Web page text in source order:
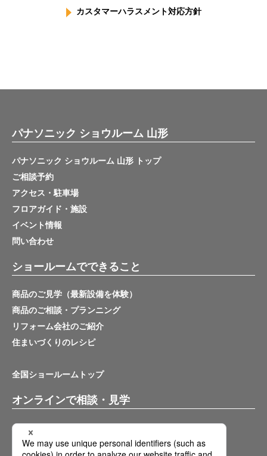
カスタマーハラスメント対応方針
パナソニック ショウルーム 山形
パナソニック ショウルーム 山形 トップ
ご相談予約
アクセス・駐車場
フロアガイド・施設
イベント情報
問い合わせ
ショールームでできること
商品のご見学（最新設備を体験）
商品のご相談・プランニング
リフォーム会社のご紹介
住まいづくりのレシピ
全国ショールームトップ
オンラインで相談・見学
バーチャルショールーム
オンライン相談サービス